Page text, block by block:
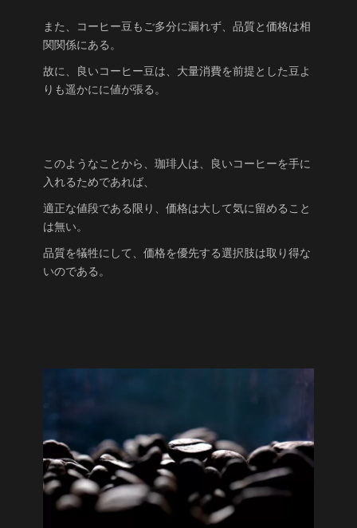
また、コーヒー豆もご多分に漏れず、品質と価格は相
関関係にある。
故に、良いコーヒー豆は、大量消費を前提とした豆よ
りも遥かにに値が張る。
このようなことから、珈琲人は、良いコーヒーを手に
入れるためであれば、
適正な値段である限り、価格は大して気に留めること
は無い。
品質を犠牲にして、価格を優先する選択肢は取り得な
いのである。